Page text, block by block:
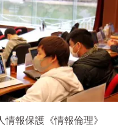
報保護《情報倫理》